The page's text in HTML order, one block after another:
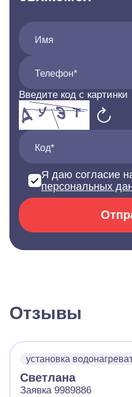
Имя
Телефон*
Введите код с картинки
Код*
Я даю согласие
персональных
Отзывы
установка
Светлана
Заявка 9989886